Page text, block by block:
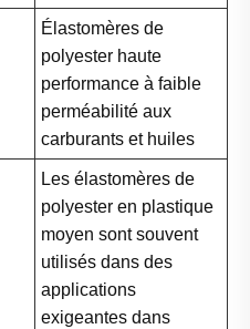
Élastomères de
polyester haute
performance à faible
perméabilité aux
carburants et huiles
Les élastomères de
polyester en plastique
moyen sont souvent
utilisés dans des
applications
exigeantes dans